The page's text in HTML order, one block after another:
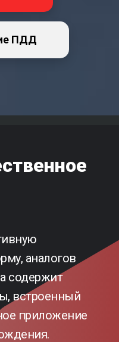
ПДД
аналогов
содержит
встроенный
приложение